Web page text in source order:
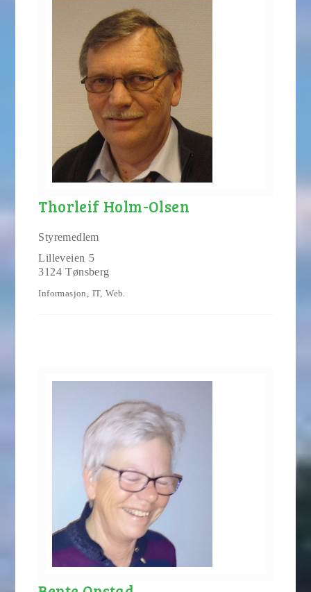
Thorleif Holm-Olsen
Styremedlem
Lilleveien 5
3124 Tønsberg
Informasjon, IT, Web.